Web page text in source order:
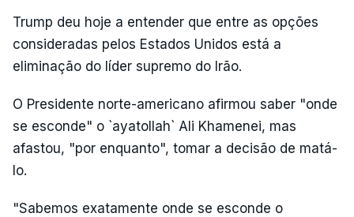
Trump deu hoje a entender que entre as opções
consideradas pelos Estados Unidos está a
eliminação do líder supremo do Irão.
O Presidente norte-americano afirmou saber "onde
se esconde" o `ayatollah` Ali Khamenei, mas
afastou, "por enquanto", tomar a decisão de matá-
lo.
"Sabemos exatamente onde se esconde o